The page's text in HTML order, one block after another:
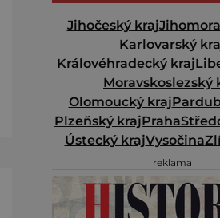
Jihočeský kraj
Karlovarský
Královéhradecký kraj
Moravskoslezský
Olomoucký kraj
Plzeňský krajPraha
Ústecký krajVysočina
reklama